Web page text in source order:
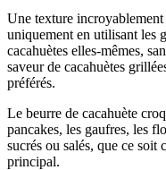
Une texture incroyablement
uniquement en utilisant les
cacahuètes elles-mêmes,
saveur de cacahuètes
préférés.
Le beurre de cacahuète
pancakes, les gaufres, les
sucrés ou salés, que ce
principal.